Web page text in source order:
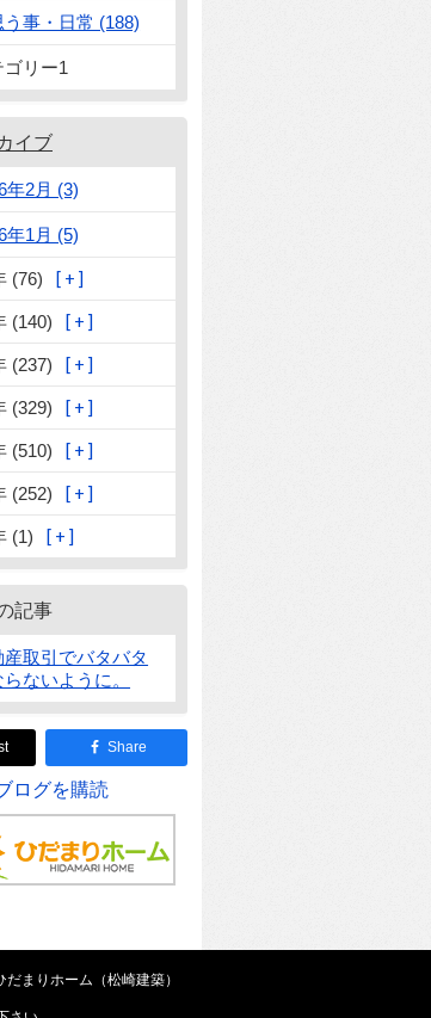
う事・日常 (188)
ゴリー1
イブ
年2月 (3)
年1月 (5)
(76)
(140)
(237)
(329)
(510)
(252)
(1)
記事
産取引でバタバタ
ないように。
Share
ログを購読
まりホーム（松崎建築）